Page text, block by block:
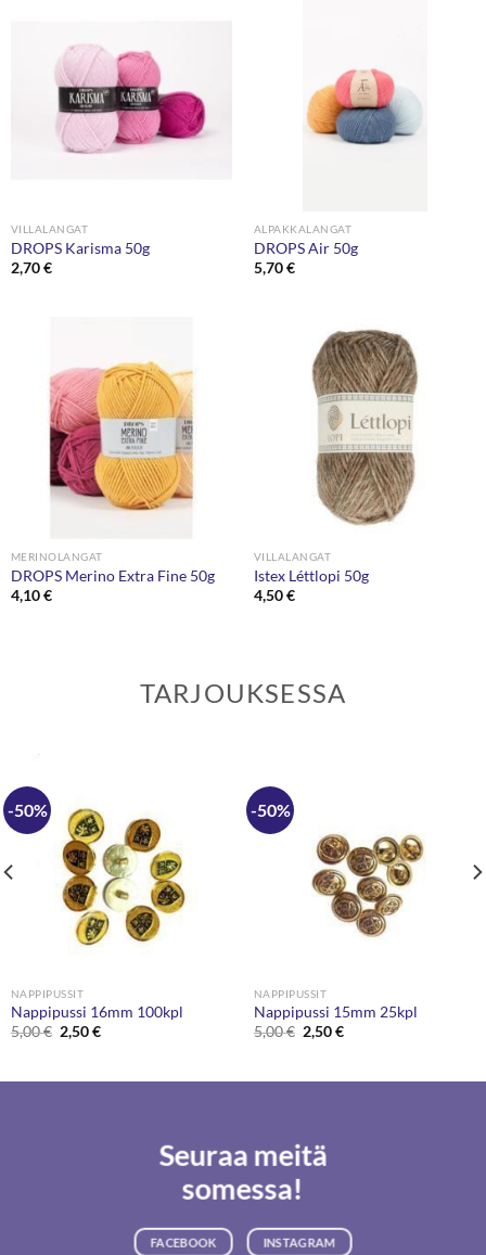
VILLALANGAT
DROPS Karisma 50g
2,70€
ALPAKKALANGAT
DROPS Air 50g
5,70€
MERINOLANGAT
DROPS Merino Extra Fine 50g
4,10€
VILLALANGAT
Istex Léttlopi 50g
4,50€
TARJOUKSESSA
-50%
NAPPIPUSSIT
Nappipussi 16mm 100kpl
5,00€ Alkuperäinen
hinta
2,50€Nykyinen
-50%
NAPPIPUSSIT
Nappipussi 15mm 25kpl
5,00€ Alkuperäinen
hinta
2,50€Nykyinen
Seuraa meitä
somessa!
FACEBOOK INSTAGRAM